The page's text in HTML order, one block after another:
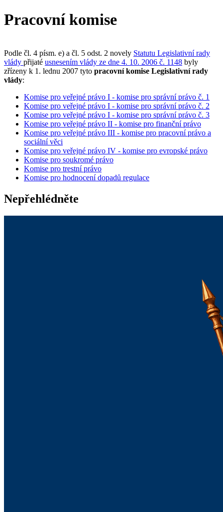
Pracovní komise
Podle čl. 4 písm. e) a čl. 5 odst. 2 novely Statutu Legislativní rady
vlády přijaté usnesením vlády ze dne 4. 10. 2006 č. 1148 byly
zřízeny k 1. lednu 2007 tyto pracovní komise Legislativní rady
vlády:
Komise pro veřejné právo I - komise pro správní právo č. 1
Komise pro veřejné právo I - komise pro správní právo č. 2
Komise pro veřejné právo I - komise pro správní právo č. 3
Komise pro veřejné právo II - komise pro finanční právo
Komise pro veřejné právo III - komise pro pracovní právo a
sociální věci
Komise pro veřejné právo IV - komise pro evropské právo
Komise pro soukromé právo
Komise pro trestní právo
Komise pro hodnocení dopadů regulace
Nepřehlédněte